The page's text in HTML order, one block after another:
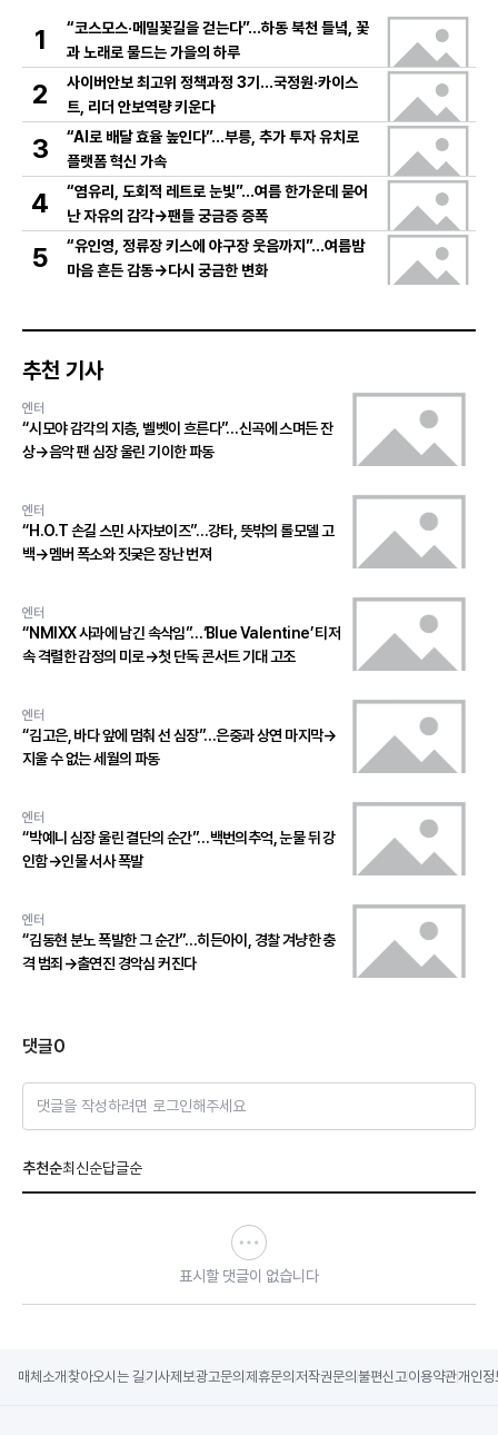
1
“코스모스·메밀꽃길을 걷는다”…하동 북천 들녘, 꽃
과 노래로 물드는 가을의 하루
2
사이버안보 최고위 정책과정 3기…국정원·카이스
트, 리더 안보역량 키운다
3
“AI로 배달 효율 높인다”…부릉, 추가 투자 유치로
플랫폼 혁신 가속
4
“염유리, 도회적 레트로 눈빛”…여름 한가운데 묻어
난 자유의 감각→팬들 궁금증 증폭
5
“유인영, 정류장 키스에 야구장 웃음까지”…여름밤
마음 흔든 감동→다시 궁금한 변화
추천 기사
엔터
“시모야 감각의 지층, 벨벳이 흐른다”…신곡에 스며든 잔
상→음악 팬 심장 울린 기이한 파동
엔터
“H.O.T 손길 스민 사자보이즈”…강타, 뜻밖의 롤모델 고
백→멤버 폭소와 짓궂은 장난 번져
엔터
“NMIXX 사과에 남긴 속삭임”…‘Blue Valentine’ 티저
속 격렬한 감정의 미로→첫 단독 콘서트 기대 고조
엔터
“김고은, 바다 앞에 멈춰 선 심장”…은중과 상연 마지막→
지울 수 없는 세월의 파동
엔터
“박예니 심장 울린 결단의 순간”…백번의추억, 눈물 뒤 강
인함→인물 서사 폭발
엔터
“김동현 분노 폭발한 그 순간”…히든아이, 경찰 겨냥한 충
격 범죄→출연진 경악심 커진다
댓글0
댓글을 작성하려면 로그인해주세요
추천순최신순답글순
표시할 댓글이 없습니다
매체소개 찾아오시는 길기사제보광고문의 제휴문의 저작권문의 불편신고이용약관개인정